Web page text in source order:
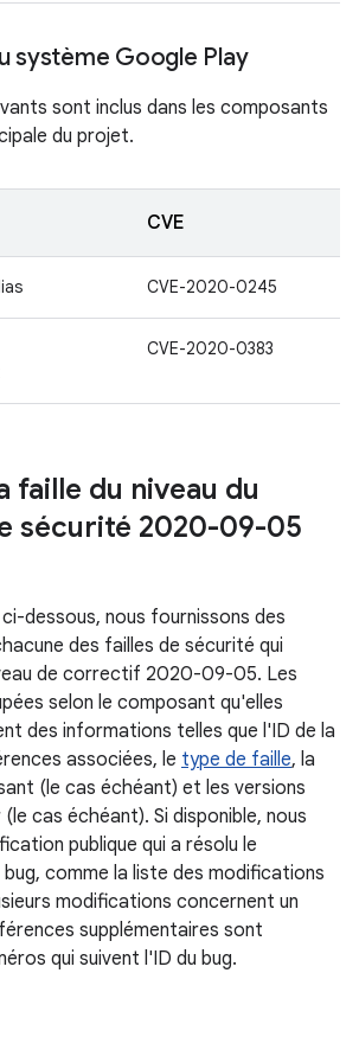
système Google Play
sont inclus dans les composants
du projet.
CVE
CVE-2020-0245
CVE-2020-0383
faille du niveau du
sécurité 2020-09-05
dessous, nous fournissons des
des failles de sécurité qui
de correctif 2020-09-05. Les
selon le composant qu'elles
des informations telles que l'ID de la
associées, le type de faille, la
(le cas échéant) et les versions
(le cas échéant). Si disponible, nous
publique qui a résolu le
comme la liste des modifications
modifications concernent un
supplémentaires sont
qui suivent l'ID du bug.